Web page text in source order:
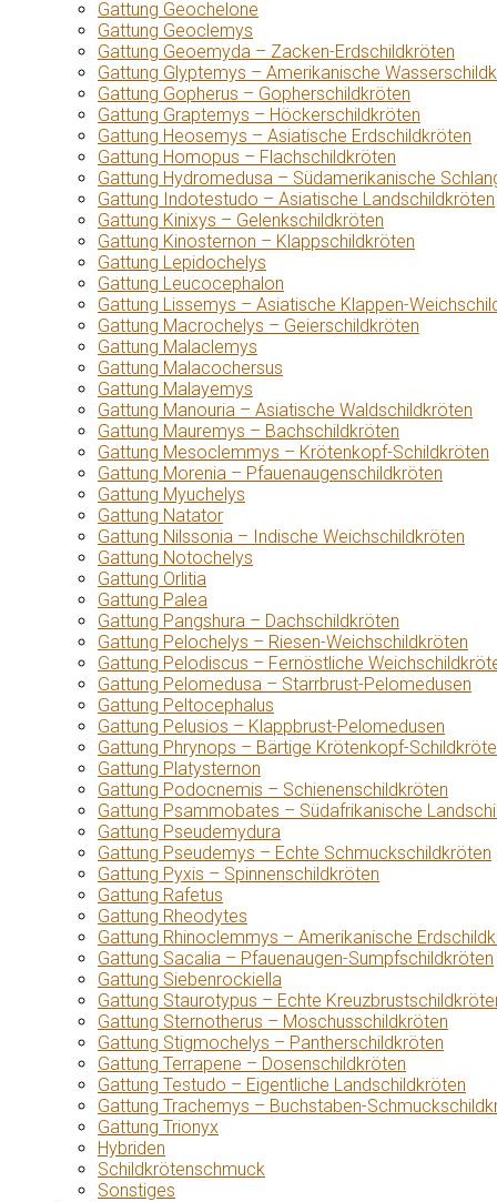
Gattung Geochelone
Gattung Geoclemys
Gattung Geoemyda – Zacken-Erdschildkröten
Gattung Glyptemys – Amerikanische
Gattung Gopherus – Gopherschildkröten
Gattung Graptemys – Höckerschildkröten
Gattung Heosemys – Asiatische Erdschildkröten
Gattung Homopus – Flachschildkröten
Gattung Hydromedusa – Südamerikanische
Gattung Indotestudo – Asiatische Landschildkröten
Gattung Kinixys – Gelenkschildkröten
Gattung Kinosternon – Klappschildkröten
Gattung Lepidochelys
Gattung Leucocephalon
Gattung Lissemys – Asiatische Klappen-
Gattung Macrochelys – Geierschildkröten
Gattung Malaclemys
Gattung Malacochersus
Gattung Malayemys
Gattung Manouria – Asiatische Waldschildkröten
Gattung Mauremys – Bachschildkröten
Gattung Mesoclemmys – Krötenkopf-Schildkröten
Gattung Morenia – Pfauenaugenschildkröten
Gattung Myuchelys
Gattung Natator
Gattung Nilssonia – Indische Weichschildkröten
Gattung Notochelys
Gattung Orlitia
Gattung Palea
Gattung Pangshura – Dachschildkröten
Gattung Pelochelys – Riesen-Weichschildkröten
Gattung Pelodiscus – Fernöstliche
Gattung Pelomedusa – Starrbrust-Pelomedusen
Gattung Peltocephalus
Gattung Pelusios – Klappbrust-Pelomedusen
Gattung Phrynops – Bärtige Krötenkopf-
Gattung Platysternon
Gattung Podocnemis – Schienenschildkröten
Gattung Psammobates – Südafrikanische
Gattung Pseudemydura
Gattung Pseudemys – Echte Schmuckschildkröten
Gattung Pyxis – Spinnenschildkröten
Gattung Rafetus
Gattung Rheodytes
Gattung Rhinoclemmys – Amerikanische
Gattung Sacalia – Pfauenaugen-Sumpfschildkröten
Gattung Siebenrockiella
Gattung Staurotypus – Echte
Gattung Sternotherus – Moschusschildkröten
Gattung Stigmochelys – Pantherschildkröten
Gattung Terrapene – Dosenschildkröten
Gattung Testudo – Eigentliche Landschildkröten
Gattung Trachemys – Buchstaben-
Gattung Trionyx
Hybriden
Schildkrötenschmuck
Sonstiges